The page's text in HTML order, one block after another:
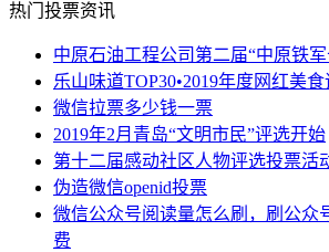
热门投票资讯
中原石油工程公司第二届“中原铁
乐山味道TOP30•2019年度网红美
微信拉票多少钱一票
2019年2月青岛“文明市民”评选开始
第十二届感动社区人物评选投票活
伪造微信openid投票
微信公众号阅读量怎么刷，刷公众
费